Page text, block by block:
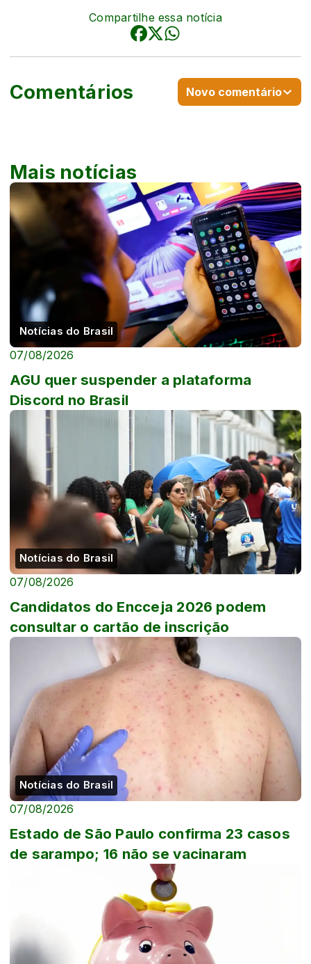
Compartilhe essa notícia
Comentários Novo comentário
Mais notícias
Notícias do Brasil
07/08/2026
AGU quer suspender a plataforma
Discord no Brasil
Notícias do Brasil
07/08/2026
Candidatos do Encceja 2026 podem
consultar o cartão de inscrição
Notícias do Brasil
07/08/2026
Estado de São Paulo confirma 23 casos
de sarampo; 16 não se vacinaram